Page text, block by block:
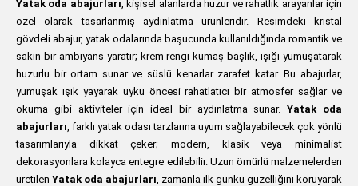
Yatak oda abajurları, kişisel alanlarda huzur ve rahatlık arayanlar için
özel olarak tasarlanmış aydınlatma ürünleridir. Resimdeki kristal
gövdeli abajur, yatak odalarında başucunda kullanıldığında romantik ve
sakin bir ambiyans yaratır; krem rengi kumaş başlık, ışığı yumuşatarak
huzurlu bir ortam sunar ve süslü kenarlar zarafet katar. Bu abajurlar,
yumuşak ışık yayarak uyku öncesi rahatlatıcı bir atmosfer sağlar ve
okuma gibi aktiviteler için ideal bir aydınlatma sunar.Yatak oda
abajurları, farklı yatak odası tarzlarına uyum sağlayabilecek çok yönlü
tasarımlarıyla dikkat çeker; modern, klasik veya minimalist
dekorasyonlara kolayca entegre edilebilir. Uzun ömürlü malzemelerden
üretilen Yatak oda abajurları, zamanla ilk günkü güzelliğini koruyarak